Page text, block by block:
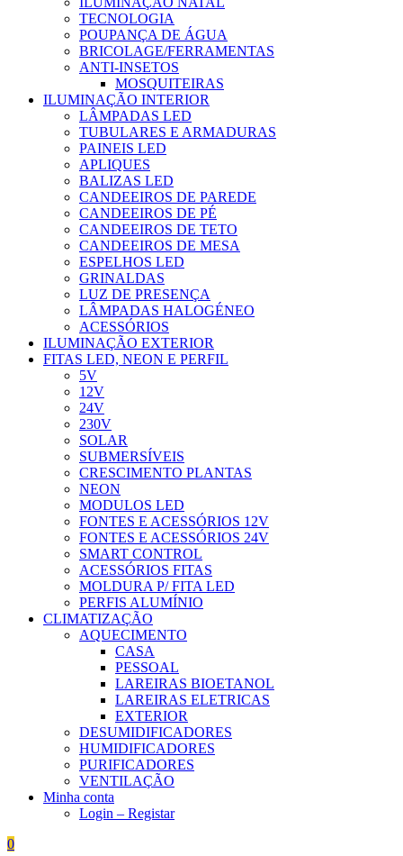
TECNOLOGIA
POUPANÇA DE ÁGUA
BRICOLAGE/FERRAMENTAS
ANTI-INSETOS
MOSQUITEIRAS
ILUMINAÇÃO INTERIOR
LÂMPADAS LED
TUBULARES E ARMADURAS
PAINEIS LED
APLIQUES
BALIZAS LED
CANDEEIROS DE PAREDE
CANDEEIROS DE PÉ
CANDEEIROS DE TETO
CANDEEIROS DE MESA
ESPELHOS LED
GRINALDAS
LUZ DE PRESENÇA
LÂMPADAS HALOGÉNEO
ACESSÓRIOS
ILUMINAÇÃO EXTERIOR
FITAS LED, NEON E PERFIL
5V
12V
24V
230V
SOLAR
SUBMERSÍVEIS
CRESCIMENTO PLANTAS
NEON
MODULOS LED
FONTES E ACESSÓRIOS 12V
FONTES E ACESSÓRIOS 24V
SMART CONTROL
ACESSÓRIOS FITAS
MOLDURA P/ FITA LED
PERFIS ALUMÍNIO
CLIMATIZAÇÃO
AQUECIMENTO
CASA
PESSOAL
LAREIRAS BIOETANOL
LAREIRAS ELETRICAS
EXTERIOR
DESUMIDIFICADORES
HUMIDIFICADORES
PURIFICADORES
VENTILAÇÃO
Minha conta
Login – Registar
0